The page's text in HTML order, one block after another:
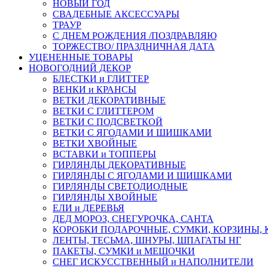
НОВЫЙ ГОД
СВАДЕБНЫЕ АКСЕССУАРЫ
ТРАУР
С ДНЕМ РОЖДЕНИЯ /ПОЗДРАВЛЯЮ
ТОРЖЕСТВО/ ПРАЗДНИЧНАЯ ДАТА
УЦЕНЕННЫЕ ТОВАРЫ
НОВОГОДНИЙ ДЕКОР
БЛЕСТКИ и ГЛИТТЕР
ВЕНКИ и КРАНСЫ
ВЕТКИ ДЕКОРАТИВНЫЕ
ВЕТКИ С ГЛИТТЕРОМ
ВЕТКИ С ПОДСВЕТКОЙ
ВЕТКИ С ЯГОДАМИ И ШИШКАМИ
ВЕТКИ ХВОЙНЫЕ
ВСТАВКИ и ТОППЕРЫ
ГИРЛЯНДЫ ДЕКОРАТИВНЫЕ
ГИРЛЯНДЫ С ЯГОДАМИ И ШИШКАМИ
ГИРЛЯНДЫ СВЕТОДИОДНЫЕ
ГИРЛЯНДЫ ХВОЙНЫЕ
ЕЛИ и ДЕРЕВЬЯ
ДЕД МОРОЗ, СНЕГУРОЧКА, САНТА
КОРОБКИ ПОДАРОЧНЫЕ, СУМКИ,
ЛЕНТЫ, ТЕСЬМА, ШНУРЫ, ШПАГАТЫ НГ
ПАКЕТЫ, СУМКИ и МЕШОЧКИ
СНЕГ ИСКУССТВЕННЫЙ и НАПОЛНИТЕЛИ